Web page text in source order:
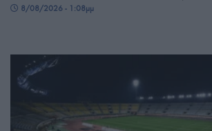
8/08/2026 - 1:08μμ